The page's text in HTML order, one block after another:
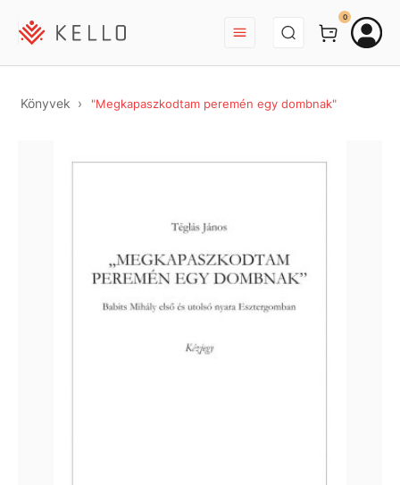
BEJELENTKEZÉS
0
Könyvek "Megkapaszkodtam peremén egy dombnak"